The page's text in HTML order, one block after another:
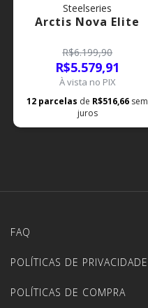
Steelseries
Arctis Nova Elite
R$6.199,90
R$5.579,91
À vista no PIX
12 parcelas de R$516,66 sem
juros
FAQ
POLÍTICAS DE PRIVACIDADE
POLÍTICAS DE COMPRA